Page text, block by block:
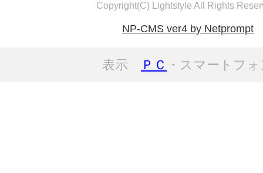
Copyright(C) Lightstyle All Rights
NP-CMS ver4 by Netprompt
表示 ＰＣ ・スマートフ